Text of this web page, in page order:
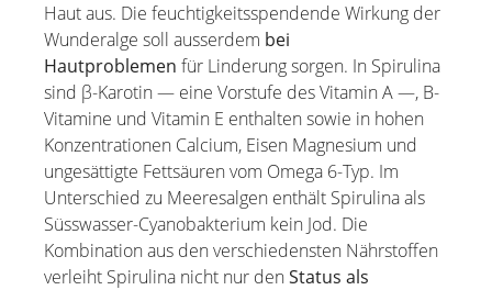
Haut aus. Die feuchtigkeitsspendende Wirkung der
Wunderalge soll ausserdem bei
Hautproblemen für Linderung sorgen. In Spirulina
sind β-Karotin — eine Vorstufe des Vitamin A —, B-
Vitamine und Vitamin E enthalten sowie in hohen
Konzentrationen Calcium, Eisen Magnesium und
ungesättigte Fettsäuren vom Omega 6-Typ. Im
Unterschied zu Meeresalgen enthält Spirulina als
Süsswasser-Cyanobakterium kein Jod. Die
Kombination aus den verschiedensten Nährstoffen
verleiht Spirulina nicht nur denStatus als